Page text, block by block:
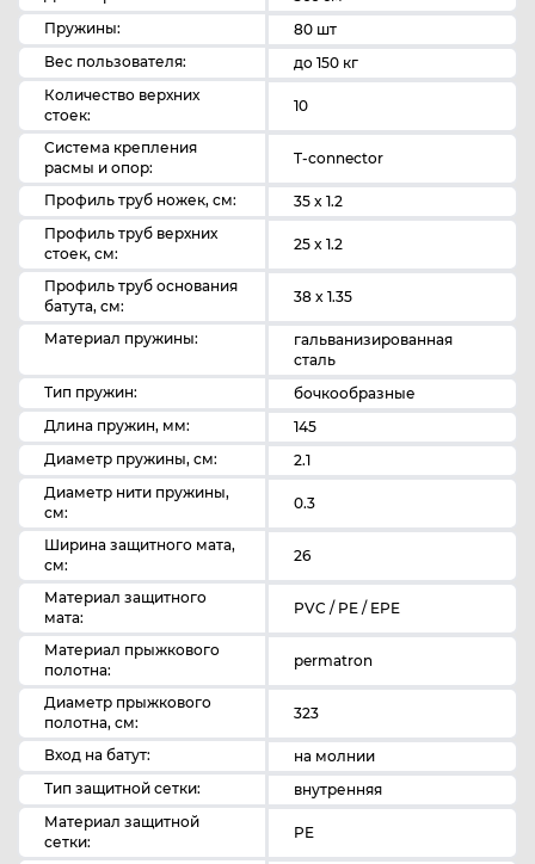
Пружины:
80 шт
Вес пользователя:
до 150 кг
Количество верхних
стоек:
10
Система крепления
расмы и опор:
T-connector
Профиль труб ножек, см:
35 x 1.2
Профиль труб верхних
стоек, см:
25 x 1.2
Профиль труб основания
батута, см:
38 x 1.35
Материал пружины:
гальванизированная
сталь
Тип пружин:
бочкообразные
Длина пружин, мм:
145
Диаметр пружины, см:
2.1
Диаметр нити пружины,
см:
0.3
Ширина защитного мата,
см:
26
Материал защитного
мата:
PVC / PE / EPE
Материал прыжкового
полотна:
permatron
Диаметр прыжкового
полотна, см:
323
Вход на батут:
на молнии
Тип защитной сетки:
внутренняя
Материал защитной
сетки:
PE